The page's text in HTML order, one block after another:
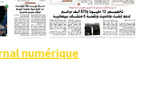
numérique